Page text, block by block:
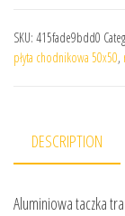
SKU: 415fade9bdd0
płyta chodnikowa 50x50,
DESCRIPTION
Aluminiowa taczka